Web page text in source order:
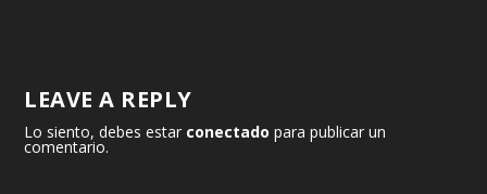
LEAVE A REPLY
Lo siento, debes estar conectado para publicar un
comentario.